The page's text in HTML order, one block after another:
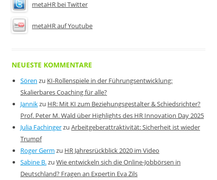
metaHR bei Twitter
metaHR auf Youtube
NEUESTE KOMMENTARE
Sören zu KI-Rollenspiele in der Führungsentwicklung:
Skalierbares Coaching für alle?
Jannikzu HR: Mit KI zum Beziehungsgestalter & Schiedsrichter?
Prof. Peter M. Wald über Highlights des HR Innovation Day 2025
Julia Fachingerzu Arbeitgeberattraktivität: Sicherheit ist wieder
Trumpf
Roger Germ zu HR Jahresrückblick 2020 im Video
Sabine B.zu Wie entwickeln sich die Online-Jobbörsen in
Deutschland? Fragen an Expertin Eva Zils